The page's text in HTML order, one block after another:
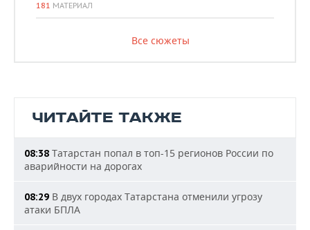
181 МАТЕРИАЛ
Все сюжеты
ЧИТАЙТЕ ТАКЖЕ
08:38 Татарстан попал в топ-15 регионов России по
аварийности на дорогах
08:29 В двух городах Татарстана отменили угрозу
атаки БПЛА